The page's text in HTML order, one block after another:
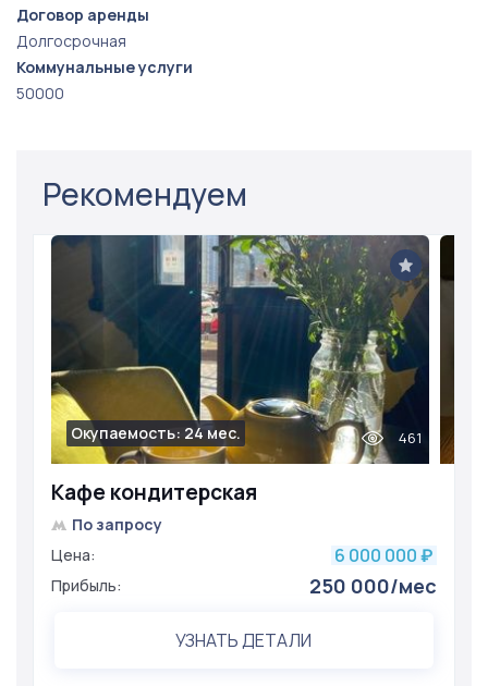
Договор аренды
Долгосрочная
Коммунальные услуги
50000
Рекомендуем
Кафе кондитерская
Окупаемость: 24 мес. 461
По запросу
Цена:
6 000 000 ₽
Прибыль: 250 000/мес
УЗНАТЬ ДЕТАЛИ